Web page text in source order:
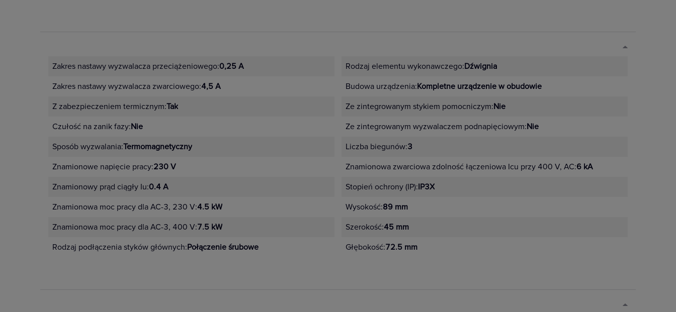
Zakres nastawy wyzwalacza przeciążeniowego:0,25 A
Zakres nastawy wyzwalacza zwarciowego:4,5 A
Z zabezpieczeniem termicznym:Tak
Czułość na zanik fazy:Nie
Sposób wyzwalania:Termomagnetyczny
Znamionowe napięcie pracy:230 V
Znamionowy prąd ciągły Iu:0.4 A
Znamionowa moc pracy dla AC-3, 230 V:4.5 kW
Znamionowa moc pracy dla AC-3, 400 V:7.5 kW
Rodzaj podłączenia styków głównych:Połączenie śrubowe
Rodzaj elementu wykonawczego:Dźwignia
Budowa urządzenia:Kompletne urządzenie w obudowie
Ze zintegrowanym stykiem pomocniczym:Nie
Ze zintegrowanym wyzwalaczem podnapięciowym:Nie
Liczba biegunów:3
Znamionowa zwarciowa zdolność łączeniowa Icu przy 400 V, AC:6 kA
Stopień ochrony (IP):IP3X
Wysokość:89 mm
Szerokość:45 mm
Głębokość:72.5 mm